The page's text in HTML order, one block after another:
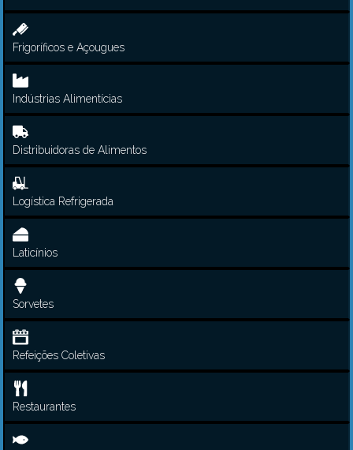
Frigoríficos e Açougues
Indústrias Alimentícias
Distribuidoras de Alimentos
Logística Refrigerada
Laticínios
Sorvetes
Refeições Coletivas
Restaurantes